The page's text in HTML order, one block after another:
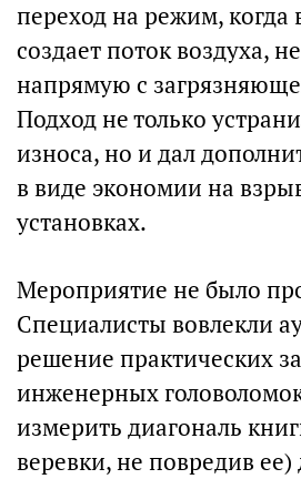
переход на режим, когда
создает поток воздуха,
напрямую с
Подход не только
износа, но и дал
в виде экономии на
установках.
Мероприятие не было
Специалисты вовлекли
решение практических
инженерных
измерить диагональ
веревки, не повредив ее)